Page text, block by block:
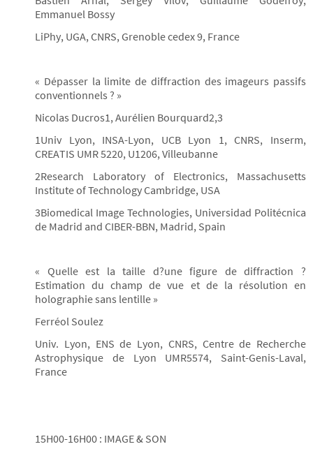
Emmanuel Bossy
LiPhy, UGA, CNRS, Grenoble cedex 9, France
« Dépasser la limite de diffraction des imageurs passifs
conventionnels ? »
Nicolas Ducros1, Aurélien Bourquard2,3
1Univ Lyon, INSA-Lyon, UCB Lyon 1, CNRS, Inserm,
CREATIS UMR 5220, U1206, Villeubanne
2Research Laboratory of Electronics, Massachusetts
Institute of Technology Cambridge, USA
3Biomedical Image Technologies, Universidad Politécnica
de Madrid and CIBER-BBN, Madrid, Spain
« Quelle est la taille d?une figure de diffraction ?
Estimation du champ de vue et de la résolution en
holographie sans lentille »
Ferréol Soulez
Univ. Lyon, ENS de Lyon, CNRS, Centre de Recherche
Astrophysique de Lyon UMR5574, Saint-Genis-Laval,
France
15H00-16H00 : IMAGE & SON